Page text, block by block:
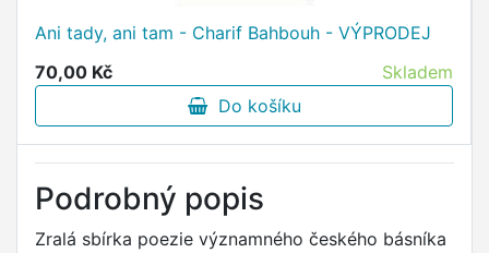
Ani tady, ani tam - Charif Bahbouh - VÝPRODEJ
70,00 Kč
Skladem
Do košíku
Podrobný popis
Zralá sbírka poezie významného českého básníka